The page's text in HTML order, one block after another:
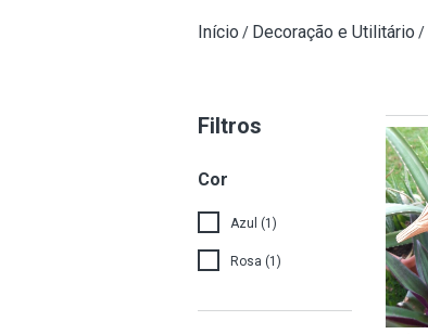
Início / Decoração e Utilitário /
Filtros
Cor
Azul (1)
Rosa (1)